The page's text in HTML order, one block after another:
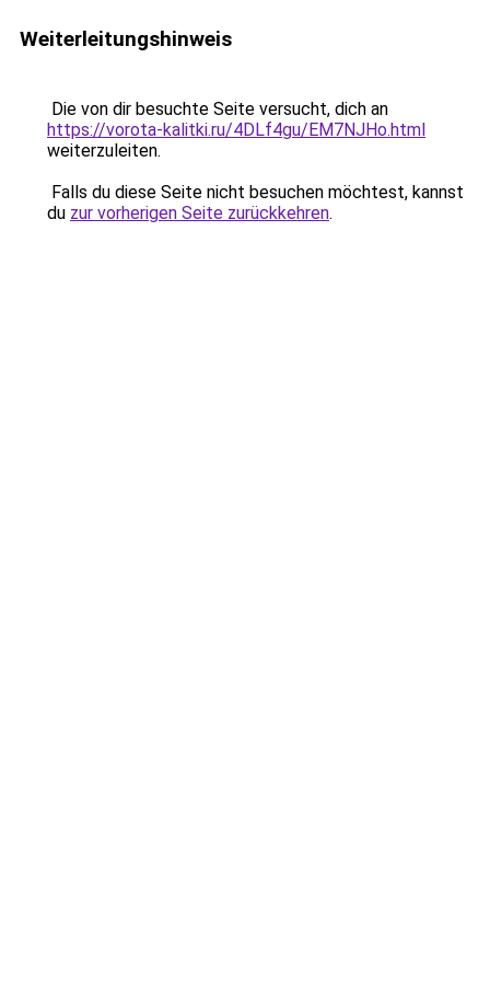
Weiterleitungshinweis
Die von dir besuchte Seite versucht, dich an
https://vorota-kalitki.ru/4DLf4gu/EM7NJHo.html
weiterzuleiten.
Falls du diese Seite nicht besuchen möchtest, kannst
du zur vorherigen Seite zurückkehren.